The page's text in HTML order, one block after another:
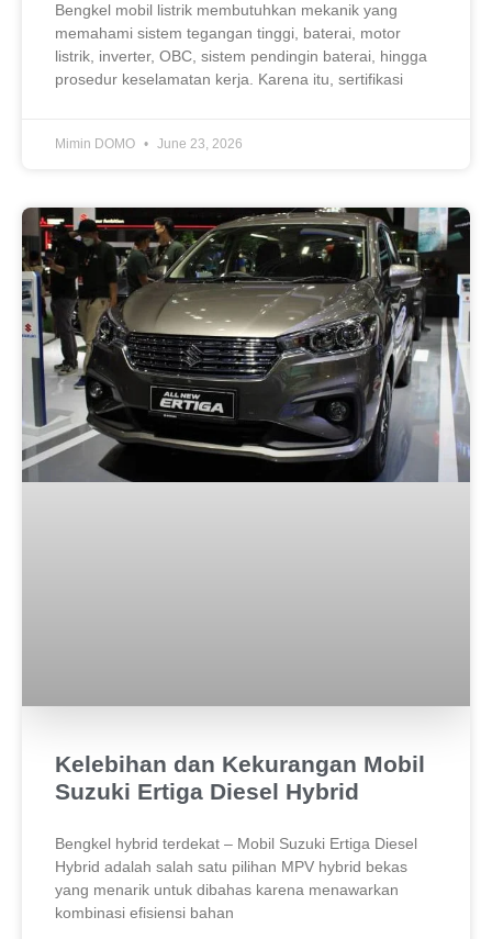
Bengkel mobil listrik membutuhkan mekanik yang
memahami sistem tegangan tinggi, baterai, motor
listrik, inverter, OBC, sistem pendingin baterai, hingga
prosedur keselamatan kerja. Karena itu, sertifikasi
Mimin DOMO June 23, 2026
Kelebihan dan Kekurangan Mobil
Suzuki Ertiga Diesel Hybrid
Bengkel hybrid terdekat – Mobil Suzuki Ertiga Diesel
Hybrid adalah salah satu pilihan MPV hybrid bekas
yang menarik untuk dibahas karena menawarkan
kombinasi efisiensi bahan